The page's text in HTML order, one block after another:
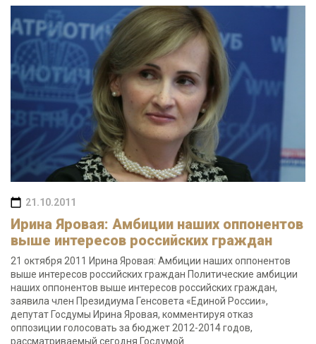
21.10.2011
Ирина Яровая: Амбиции наших оппонентов
выше интересов российских граждан
21 октября 2011 Ирина Яровая: Амбиции наших оппонентов
выше интересов российских граждан Политические амбиции
наших оппонентов выше интересов российских граждан,
заявила член Президиума Генсовета «Единой России»,
депутат Госдумы Ирина Яровая, комментируя отказ
оппозиции голосовать за бюджет 2012-2014 годов,
рассматриваемый сегодня Госдумой